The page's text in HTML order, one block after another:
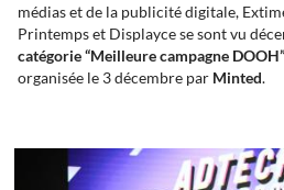
médias et de la publicité digitale,
Printemps et Displayce se sont vu
catégorie “Meilleure campagne DOOH”
organisée le 3 décembre par Minted.